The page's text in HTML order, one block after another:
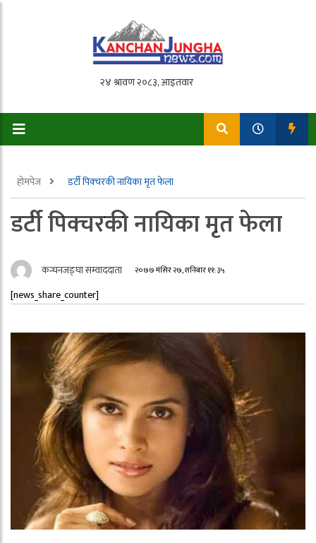
होमपेज डर्टी पिक्चरकी नायिका मृत फेला
डर्टी पिक्चरकी नायिका मृत फेला
कन्चनजङ्घा सम्वाददाता २०७७ मंसिर २७, शनिबार ११:३५
[news_share_counter]